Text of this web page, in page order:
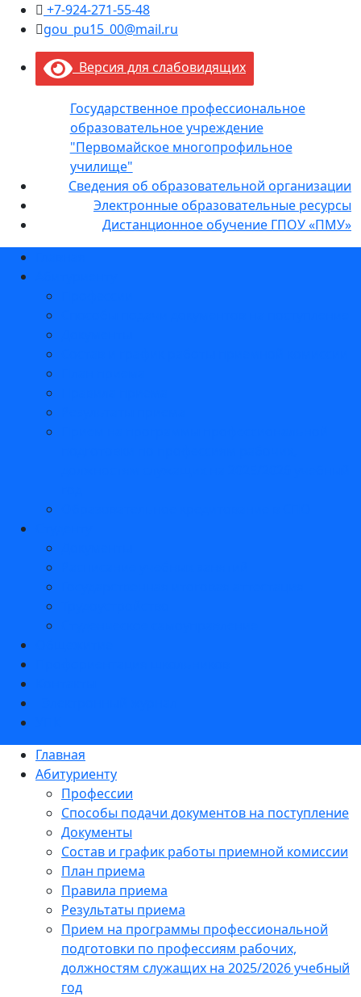
+7-924-271-55-48
gou_pu15_00@mail.ru
Версия для слабовидящих
Государственное профессиональное
образовательное учреждение
"Первомайское многопрофильное
училище"
Сведения об образовательной организации
Электронные образовательные ресурсы
Дистанционное обучение ГПОУ «ПМУ»
Главная
Абитуриенту
Профессии
Способы подачи документов на поступление
Документы
Состав и график работы приемной комиссии
План приема
Правила приема
Результаты приема
Прием на программы профессиональной
подготовки по профессиям рабочих,
должностям служащих на 2025/2026 учебный
год